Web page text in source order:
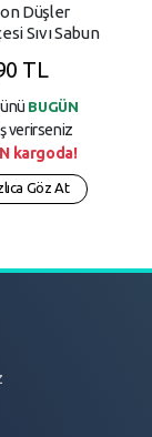
Düşler
Sıvı Sabun
TL
BUGÜN
verirseniz
kargoda!
Göz At